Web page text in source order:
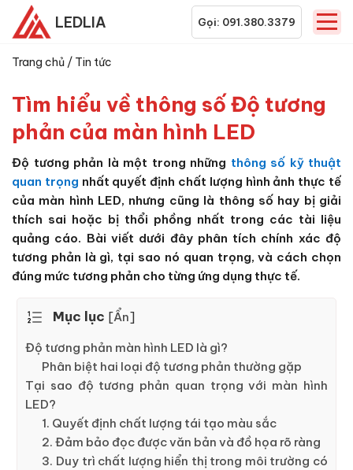
LEDLIA Gọi: 091.380.3379
Trang chủ / Tin tức
Tìm hiểu về thông số Độ tương
phản của màn hình LED
Độ tương phản là một trong những thông số kỹ thuật
quan trọng nhất quyết định chất lượng hình ảnh thực tế
của màn hình LED, nhưng cũng là thông số hay bị giải
thích sai hoặc bị thổi phồng nhất trong các tài liệu
quảng cáo. Bài viết dưới đây phân tích chính xác độ
tương phản là gì, tại sao nó quan trọng, và cách chọn
đúng mức tương phản cho từng ứng dụng thực tế.
Mục lục [Ẩn]
Độ tương phản màn hình LED là gì?
Phân biệt hai loại độ tương phản thường gặp
Tại sao độ tương phản quan trọng với màn hình
LED?
1. Quyết định chất lượng tái tạo màu sắc
2. Đảm bảo đọc được văn bản và đồ họa rõ ràng
3. Duy trì chất lượng hiển thị trong môi trường có